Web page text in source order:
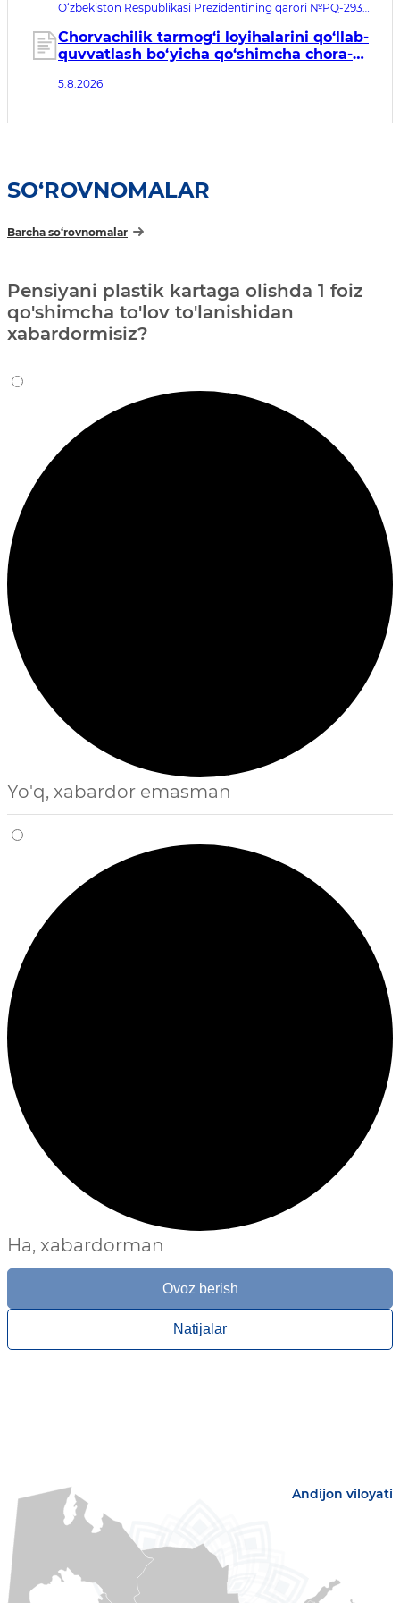
O‘zbekiston Respublikasi Prezidentining qarori №PQ-293.
06.08.2026
Chorvachilik tarmog‘i loyihalarini qo‘llab-
quvvatlash bo‘yicha qo‘shimcha chora-
5.8.2026
SO‘ROVNOMALAR
Barcha so‘rovnomalar
Pensiyani plastik kartaga olishda 1 foiz
qo'shimcha to'lov to'lanishidan
xabardormisiz?
Yo'q, xabardor emasman
Ha, xabardorman
Ovoz berish
Natijalar
Andijon viloyati